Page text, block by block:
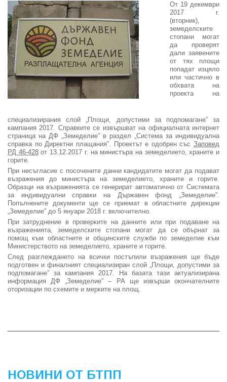
От 19 декември
2017 г.
(вторник),
земеделските
стопани могат
да проверят
дали заявените
от тях площи
попадат изцяло
или частично в
обхвата на
проекта на
специализирания слой „Площи, допустими за подпомагане” за
кампания 2017. Справките се извършват на официалната интернет
страница на ДФ „Земеделие” в раздел „Система за индивидуална
справка по Директни плащания”. Проектът е одобрен със Заповед
РД 46-428от 13.12.2017 г. на министъра на земеделието, храните и
горите.
При несъгласие с посочените данни кандидатите могат да подават
възражения до министъра на земеделието, храните и горите.
Образци на възраженията се генерират автоматично от Системата
за индивидуални справки на Държавен фонд „Земеделие”.
Попълнените документи ще се приемат в областните дирекции
„Земеделие” до 5 януари 2018 г. включително.
При затруднение в проверките на данните или при подаване на
възраженията, земеделските стопани могат да се обърнат за
помощ към областните и общинските служби по земеделие към
Министерството на земеделието, храните и горите.
След разглеждането на всички постъпили възражения ще бъде
подготвен и финалният специализиран слой „Площи, допустими за
подпомагане” за кампания 2017. На базата тази актуализирана
информация ДФ „Земеделие” – РА ще извърши окончателните
оторизации по схемите и мерките на площ.
НОВИНИ ОТ БТПП